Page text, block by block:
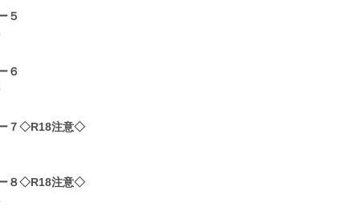
５
６
７◇R18注意◇
８◇R18注意◇